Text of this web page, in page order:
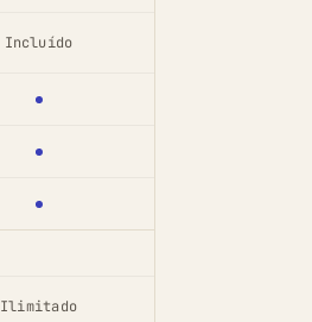
Incluído
Ilimitado